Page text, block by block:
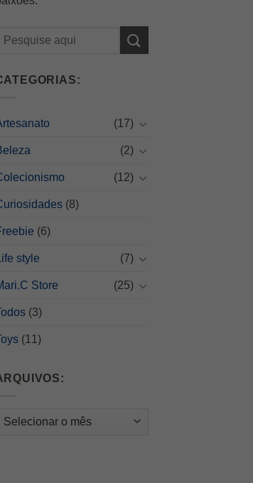
(17)
(2)
(12)
(8)
(6)
Life style (7)
Store (25)
(3)
(11)
Arquivos: